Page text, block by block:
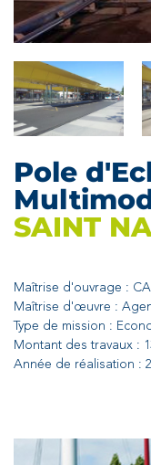
Pole
SAINT
Maîtrise d'ouvrage :
Maîtrise d'œuvre :
Type de mission :
Montant des travaux :
Année de réalisation :